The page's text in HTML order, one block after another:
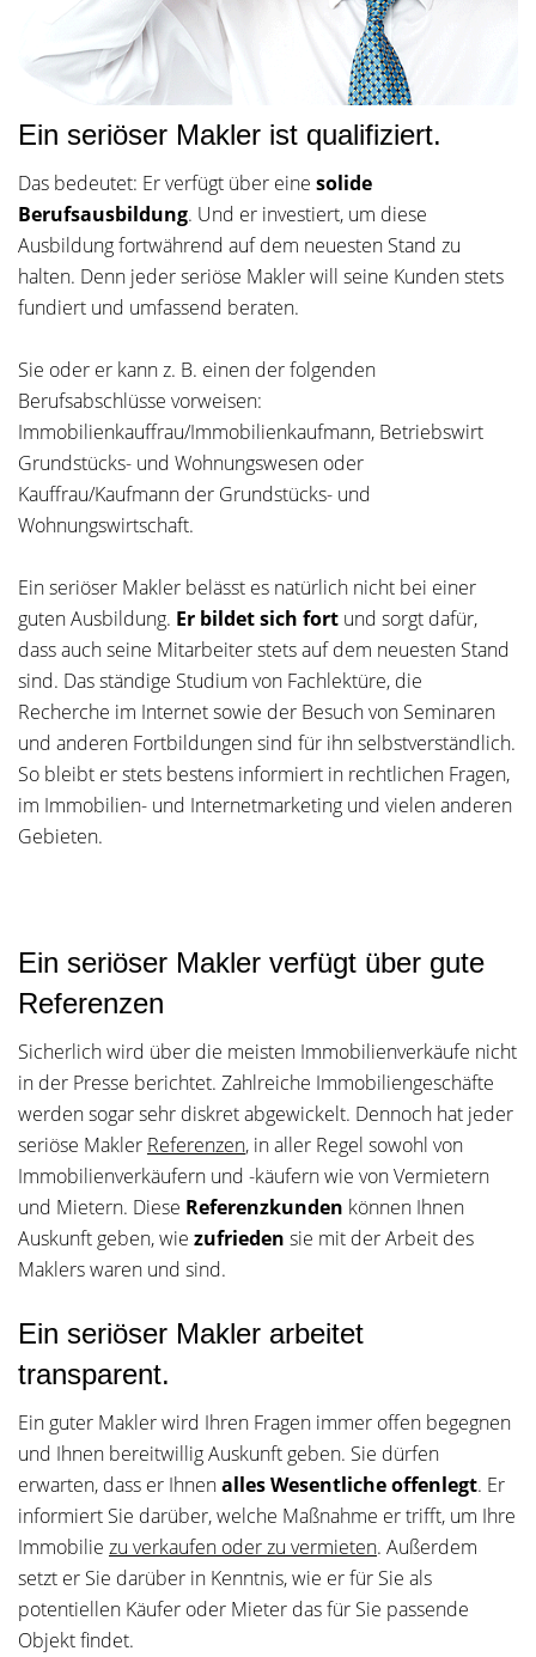
Ein seriöser Makler ist qualifiziert.
Das bedeutet: Er verfügt über eine solide
Berufsausbildung. Und er investiert, um diese
Ausbildung fortwährend auf dem neuesten Stand zu
halten. Denn jeder seriöse Makler will seine Kunden stets
fundiert und umfassend beraten.
Sie oder er kann z. B. einen der folgenden
Berufsabschlüsse vorweisen:
Immobilienkauffrau/Immobilienkaufmann, Betriebswirt
Grundstücks- und Wohnungswesen oder
Kauffrau/Kaufmann der Grundstücks- und
Wohnungswirtschaft.
Ein seriöser Makler belässt es natürlich nicht bei einer
guten Ausbildung. Er bildet sich fort und sorgt dafür,
dass auch seine Mitarbeiter stets auf dem neuesten Stand
sind. Das ständige Studium von Fachlektüre, die
Recherche im Internet sowie der Besuch von Seminaren
und anderen Fortbildungen sind für ihn selbstverständlich.
So bleibt er stets bestens informiert in rechtlichen Fragen,
im Immobilien- und Internetmarketing und vielen anderen
Gebieten.
Ein seriöser Makler verfügt über gute
Referenzen
Sicherlich wird über die meisten Immobilienverkäufe nicht
in der Presse berichtet. Zahlreiche Immobiliengeschäfte
werden sogar sehr diskret abgewickelt. Dennoch hat jeder
seriöse Makler Referenzen, in aller Regel sowohl von
Immobilienverkäufern und -käufern wie von Vermietern
und Mietern. Diese Referenzkunden können Ihnen
Auskunft geben, wie zufrieden sie mit der Arbeit des
Maklers waren und sind.
Ein seriöser Makler arbeitet
transparent.
Ein guter Makler wird Ihren Fragen immer offen begegnen
und Ihnen bereitwillig Auskunft geben. Sie dürfen
erwarten, dass er Ihnenalles Wesentliche offenlegt. Er
informiert Sie darüber, welche Maßnahme er trifft, um Ihre
Immobilie zu verkaufen oder zu vermieten. Außerdem
setzt er Sie darüber in Kenntnis, wie er für Sie als
potentiellen Käufer oder Mieter das für Sie passende
Objekt findet.